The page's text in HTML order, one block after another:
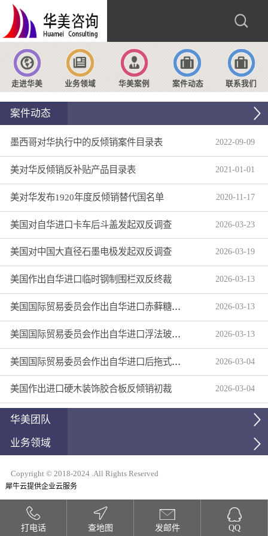
走进华美 业务领域 华美案例 案件动态 联系我们
案件动态
墨西哥对华执行中的反倾销案件目录表 2022-09-09
美对华反倾销反补贴产品目录表 2021 -01 -01
美对华发布1920年度反倾销替代国名单 2020-11 -17
美国对自华进口卡车后斗盖发起双反调查 2026-03-23
美国对中国大直径石墨电极发起双反调查 2026-03-19
美国作出自华进口临时钢制围栏双反终裁 2026-03-13
美国国际贸易委员会作出自华进口赤藓糖醇双反产业损害终裁 2026-03-13
美国国际贸易委员会作出自华进口浮法玻璃制品双反产业损害终裁 2026-03-13
美国国际贸易委员会作出自华进口后拖式草地维护设备及相关零部件第三次反倾销日落复审产业损害终裁 2026-03-04
美国作出进口硬木装饰胶合板反倾销初裁 2026-03-04
华美团队
业务领域
Copyright © 2018-2024 .All Rights Reserved
犀牛云提供企业云服务
打电话 查地图 发邮件 QQ